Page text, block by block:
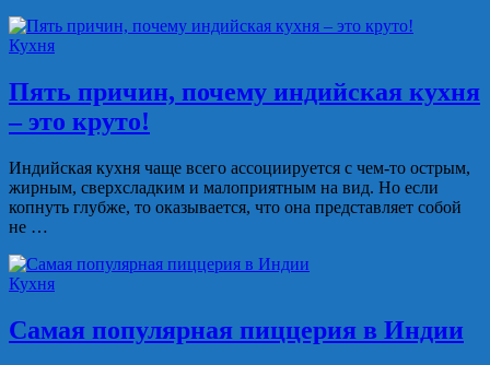
Кухня
Пять причин, почему индийская кухня
– это круто!
Индийская кухня чаще всего ассоциируется с чем-то острым,
жирным, сверхсладким и малоприятным на вид. Но если
копнуть глубже, то оказывается, что она представляет собой
не …
Кухня
Самая популярная пиццерия в Индии